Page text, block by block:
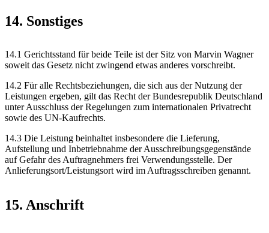
14. Sonstiges
14.1 Gerichtsstand für beide Teile ist der Sitz von Marvin Wagner
soweit das Gesetz nicht zwingend etwas anderes vorschreibt.
14.2 Für alle Rechtsbeziehungen, die sich aus der Nutzung der
Leistungen ergeben, gilt das Recht der Bundesrepublik Deutschland
unter Ausschluss der Regelungen zum internationalen Privatrecht
sowie des UN-Kaufrechts.
14.3 Die Leistung beinhaltet insbesondere die Lieferung,
Aufstellung und Inbetriebnahme der Ausschreibungsgegenstände
auf Gefahr des Auftragnehmers frei Verwendungsstelle. Der
Anlieferungsort/Leistungsort wird im Auftragsschreiben genannt.
15. Anschrift